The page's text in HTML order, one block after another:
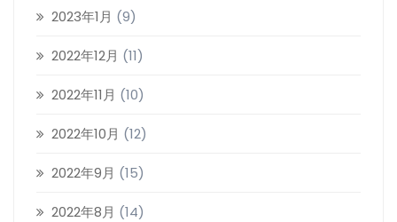
2023年1月 (9)
2022年12月 (11)
2022年11月 (10)
2022年10月 (12)
2022年9月 (15)
2022年8月 (14)